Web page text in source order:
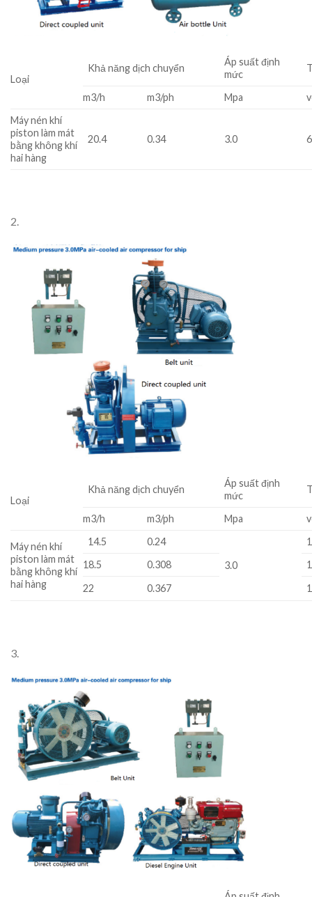
Loại
Khả năng dịch chuyển
Áp suất định
mức
m3/h m3/ph Mpa
Máy nén khí
piston làm mát
bằng không khí
hai hàng
20.4 0.34 3.0
2.
Loại
Khả năng dịch chuyển
Áp suất định
mức
m3/h m3/ph Mpa
Máy nén khí
piston làm mát
bằng không khí
hai hàng
14.5
0.24
3.0
18.5
0.308
22
0.367
3.